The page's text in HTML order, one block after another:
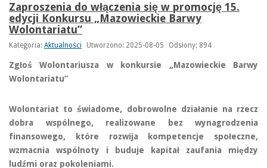
Zaproszenia do włączenia się w promocję 15.
edycji Konkursu „Mazowieckie Barwy
Wolontariatu”
Kategoria: Aktualności Utworzono: 2025-08-05 Odsłony: 894
Zgłoś Wolontariusza w konkursie „Mazowieckie Barwy
Wolontariatu”
Wolontariat to świadome, dobrowolne działanie na rzecz
dobra wspólnego, realizowane bez wynagrodzenia
finansowego, które rozwija kompetencje społeczne,
wzmacnia wspólnoty i buduje kapitał zaufania między
ludźmi oraz pokoleniami.